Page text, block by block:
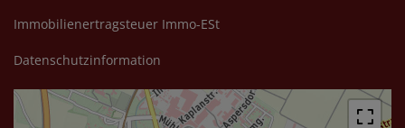
Immobilienertragsteuer Immo-ESt
Datenschutzinformation